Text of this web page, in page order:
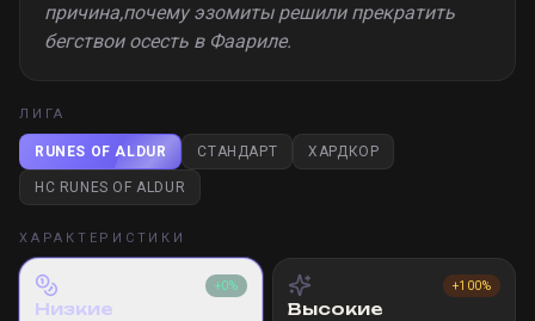
причина,почему эзомиты решили прекратить
бегствои осесть в Фаариле.
ЛИГА
RUNES OF ALDUR СТАНДАРТ ХАРДКОР
HC RUNES OF ALDUR
ХАРАКТЕРИСТИКИ
+0%
Низкие
+100%
Высокие